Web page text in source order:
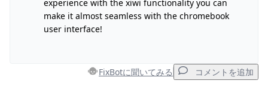
experience with the xiwi functionality you can
make it almost seamless with the chromebook
user interface!
FixBotに聞いてみる コメントを追加